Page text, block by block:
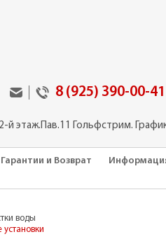
8 (925) 390-00-
й этаж.Пав.11 Гольфстрим.
Гарантии и Возврат
воды